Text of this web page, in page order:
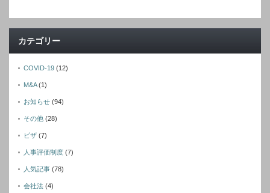
カテゴリー
COVID-19 (12)
M&A(1)
お知らせ (94)
その他 (28)
ビザ (7)
人事評価制度 (7)
人気記事 (78)
会社法 (4)